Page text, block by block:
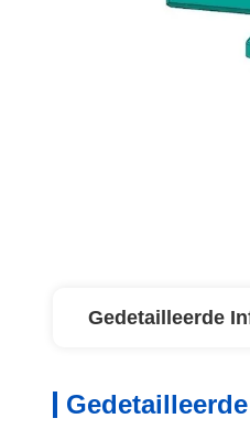
Gedetailleerde